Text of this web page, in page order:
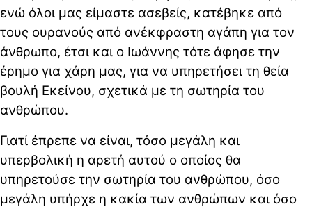
ενώ όλοι μας είμαστε ασεβείς, κατέβηκε από
τους ουρανούς από ανέκφραστη αγάπη για τον
άνθρωπο, έτσι και ο Ιωάννης τότε άφησε την
έρημο για χάρη μας, για να υπηρετήσει τη θεία
βουλή Εκείνου, σχετικά με τη σωτηρία του
ανθρώπου.
Γιατί έπρεπε να είναι, τόσο μεγάλη και
υπερβολική η αρετή αυτού ο οποίος θα
υπηρετούσε την σωτηρία του ανθρώπου, όσο
μεγάλη υπήρχε η κακία των ανθρώπων και όσο